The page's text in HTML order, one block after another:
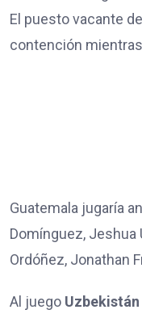
El puesto vacante
contención
Guatemala jugaría
Domínguez, Jeshua
Ordóñez, Jonathan
Al juego